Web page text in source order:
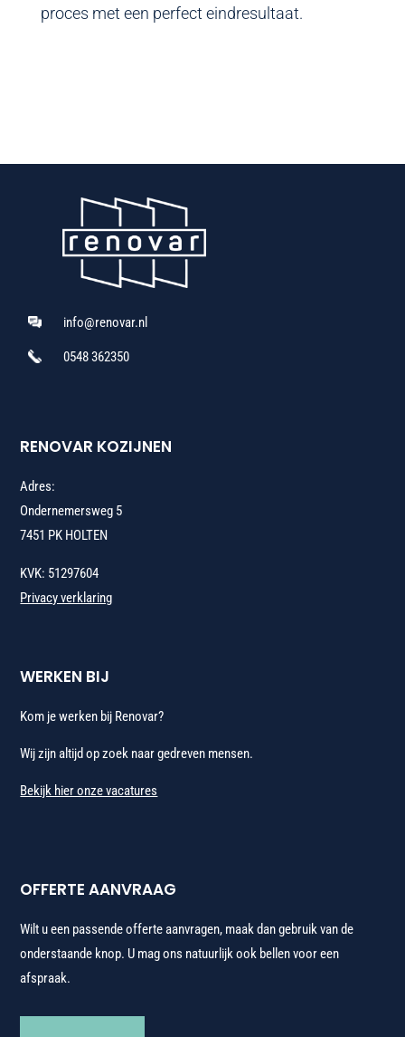
proces met een perfect eindresultaat.
info@renovar.nl
0548 362350
RENOVAR KOZIJNEN
Adres:
Ondernemersweg 5
7451 PK HOLTEN
KVK: 51297604
Privacy verklaring
WERKEN BIJ
Kom je werken bij Renovar?
Wij zijn altijd op zoek naar gedreven mensen.
Bekijk hier onze vacatures
OFFERTE AANVRAAG
Wilt u een passende offerte aanvragen, maak dan gebruik van de
onderstaande knop. U mag ons natuurlijk ook bellen voor een
afspraak.